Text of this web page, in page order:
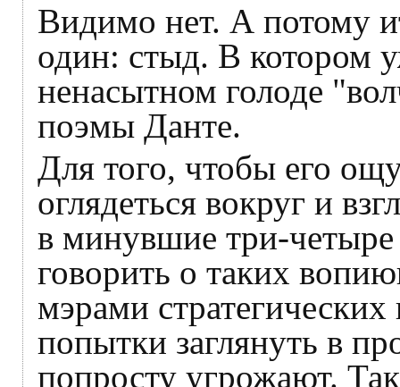
Видимо нет. А потому
один: стыд. В котором
ненасытном голоде
поэмы Данте.
Для того, чтобы его
оглядеться вокруг и
в минувшие три-
говорить о таких
мэрами
попытки заглянуть в
попросту угрожают.